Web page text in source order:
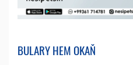
BULARY HEM OKAŇ